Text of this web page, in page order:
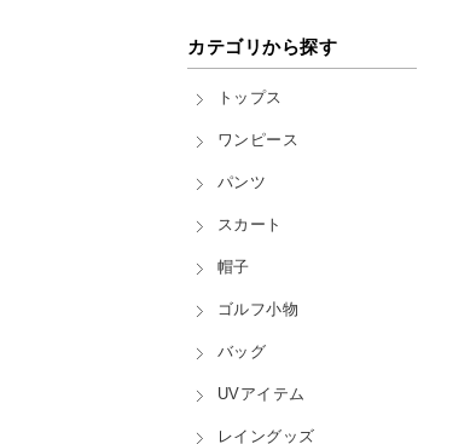
カテゴリから探す
トップス
ワンピース
パンツ
スカート
帽子
ゴルフ小物
バッグ
UVアイテム
レイングッズ